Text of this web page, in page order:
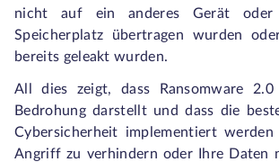
nicht auf ein anderes Gerät oder
Speicherplatz übertragen wurden
bereits geleakt wurden.
All dies zeigt, dass Ransomware
Bedrohung darstellt und dass die
Cybersicherheit implementiert
Angriff zu verhindern oder Ihre Daten